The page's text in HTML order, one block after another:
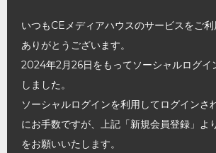
いつもCEメディアハウスのサービスをご
ありがとうございます。
2024年2月26日をもってソーシャルログイ
しました。
ソーシャルログインを利用してログインさ
にお手数ですが、上記「新規会員登録」よ
をお願いいたします。